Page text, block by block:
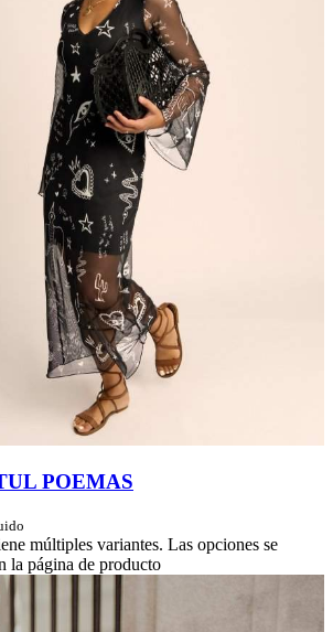
POEMAS
múltiples variantes. Las opciones se
la página de producto